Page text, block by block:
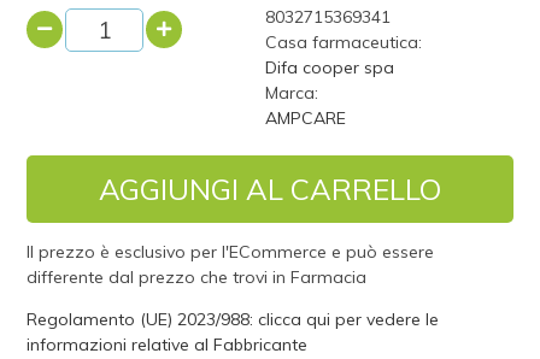
8032715369341
Casa farmaceutica:
Difa cooper spa
Marca:
AMPCARE
AGGIUNGI AL CARRELLO
Il prezzo è esclusivo per l'ECommerce e può essere
differente dal prezzo che trovi in Farmacia
Regolamento (UE) 2023/988: clicca qui per vedere le
informazioni relative al Fabbricante